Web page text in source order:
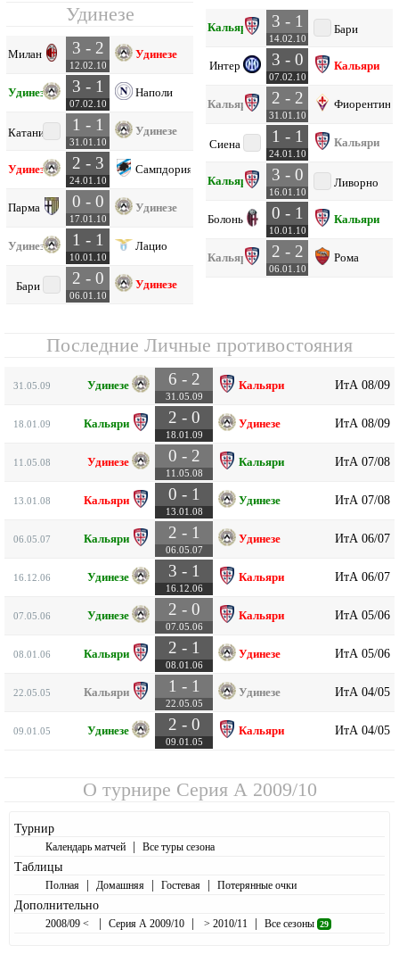
Удинезе
Милан 3 - 2
12.02.10
Удинезе
Удинезе 3 - 1
07.02.10
Наполи
Катания 1 - 1
31.01.10
Удинезе
Удинезе 2 - 3
24.01.10
Сампдория
Парма 0 - 0
17.01.10
Удинезе
Удинезе 1 - 1
10.01.10
Лацио
Бари 2 - 0
06.01.10
Удинезе
Кальяри 3 - 1
14.02.10
Бари
Интер 3 - 0
07.02.10
Кальяри
Кальяри 2 - 2
31.01.10
Фиорентина
Сиена 1 - 1
24.01.10
Кальяри
Кальяри 3 - 0
16.01.10
Ливорно
Болонья 0 - 1
10.01.10
Кальяри
Кальяри 2 - 2
06.01.10
Рома
Последние Личные противостояния
31.05.09 Удинезе 6 - 2
31.05.09
Кальяри ИтА 08/09
18.01.09 Кальяри 2 - 0
18.01.09
Удинезе ИтА 08/09
11.05.08 Удинезе 0 - 2
11.05.08
Кальяри ИтА 07/08
13.01.08 Кальяри 0 - 1
13.01.08
Удинезе ИтА 07/08
06.05.07 Кальяри 2 - 1
06.05.07
Удинезе ИтА 06/07
16.12.06 Удинезе 3 - 1
16.12.06
Кальяри ИтА 06/07
07.05.06 Удинезе 2 - 0
07.05.06
Кальяри ИтА 05/06
08.01.06 Кальяри 2 - 1
08.01.06
Удинезе ИтА 05/06
22.05.05 Кальяри 1 - 1
22.05.05
Удинезе ИтА 04/05
09.01.05 Удинезе 2 - 0
09.01.05
Кальяри ИтА 04/05
О турнире Серия А 2009/10
Турнир
Календарь матчей | Все туры сезона
Таблицы
Полная | Домашняя | Гостевая | Потерянные очки
Дополнительно
2008/09 < | Серия А 2009/10 | > 2010/11 | Все сезоны 29